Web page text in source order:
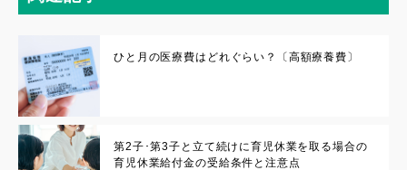
ひと月の医療費はどれぐらい？〔高額療養費〕
第2子･第3子と立て続けに育児休業を取る場合の
育児休業給付金の受給条件と注意点